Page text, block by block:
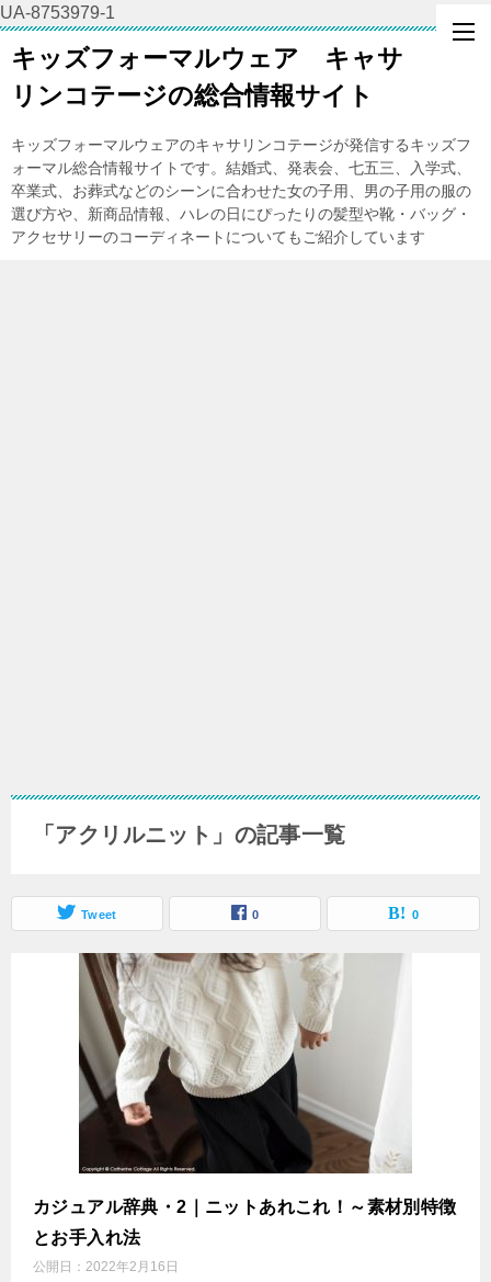
UA-8753979-1
キッズフォーマルウェア キャサ
リンコテージの総合情報サイト
キッズフォーマルウェアのキャサリンコテージが発信するキッズフ
ォーマル総合情報サイトです。結婚式、発表会、七五三、入学式、
卒業式、お葬式などのシーンに合わせた女の子用、男の子用の服の
選び方や、新商品情報、ハレの日にぴったりの髪型や靴・バッグ・
アクセサリーのコーディネートについてもご紹介しています
「アクリルニット」の記事一覧
Tweet 0 0
カジュアル辞典・2｜ニットあれこれ！～素材別特徴
とお手入れ法
公開日： 2022年2月16日